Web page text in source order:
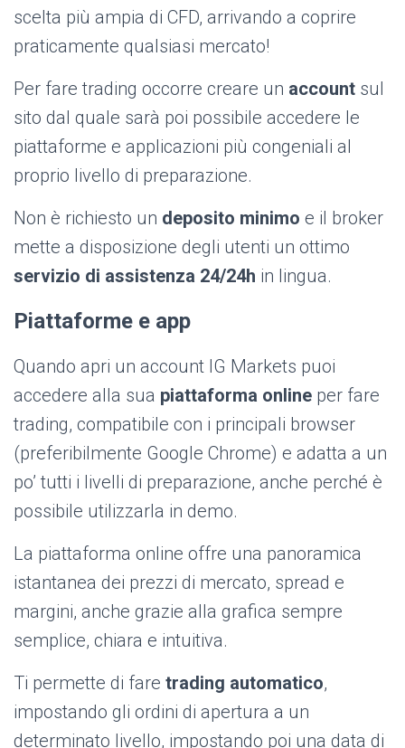
scelta più ampia di CFD, arrivando a coprire
praticamente qualsiasi mercato!
Per fare trading occorre creare un account sul
sito dal quale sarà poi possibile accedere le
piattaforme e applicazioni più congeniali al
proprio livello di preparazione.
Non è richiesto un deposito minimo e il broker
mette a disposizione degli utenti un ottimo
servizio di assistenza 24/24h in lingua.
Piattaforme e app
Quando apri un account IG Markets puoi
accedere alla sua piattaforma online per fare
trading, compatibile con i principali browser
(preferibilmente Google Chrome) e adatta a un
po’ tutti i livelli di preparazione, anche perché è
possibile utilizzarla in demo.
La piattaforma online offre una panoramica
istantanea dei prezzi di mercato, spread e
margini, anche grazie alla grafica sempre
semplice, chiara e intuitiva.
Ti permette di fare trading automatico,
impostando gli ordini di apertura a un
determinato livello, impostando poi una data di